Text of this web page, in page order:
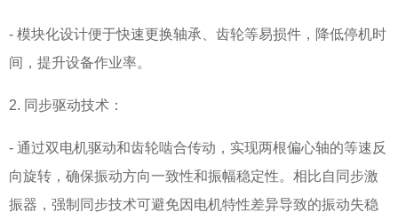
- 模块化设计便于快速更换轴承、齿轮等易损件，降低停机时
间，提升设备作业率。
2. 同步驱动技术：
- 通过双电机驱动和齿轮啮合传动，实现两根偏心轴的等速反
向旋转，确保振动方向一致性和振幅稳定性。相比自同步激
振器，强制同步技术可避免因电机特性差异导致的振动失稳